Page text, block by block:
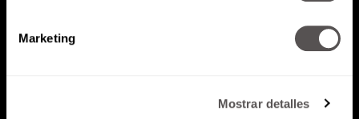
Marketing
Mostrar detalles
Política de Privacidad